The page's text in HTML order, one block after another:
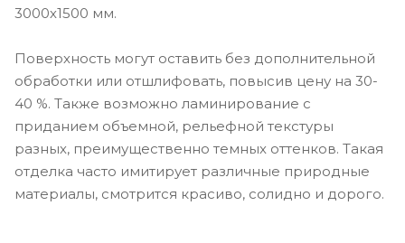
3000х1500 мм.
Поверхность могут оставить без дополнительной
обработки или отшлифовать, повысив цену на 30-
40 %. Также возможно ламинирование с
приданием объемной, рельефной текстуры
разных, преимущественно темных оттенков. Такая
отделка часто имитирует различные природные
материалы, смотрится красиво, солидно и дорого.